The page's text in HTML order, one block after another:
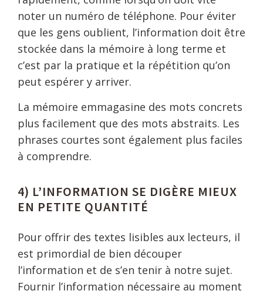
noter un numéro de téléphone. Pour éviter
que les gens oublient, l’information doit être
stockée dans la mémoire à long terme et
c’est par la pratique et la répétition qu’on
peut espérer y arriver.
La mémoire emmagasine des mots concrets
plus facilement que des mots abstraits. Les
phrases courtes sont également plus faciles
à comprendre.
4) L’INFORMATION SE DIGÈRE MIEUX
EN PETITE QUANTITÉ
Pour offrir des textes lisibles aux lecteurs, il
est primordial de bien découper
l’information et de s’en tenir à notre sujet.
Fournir l’information nécessaire au moment